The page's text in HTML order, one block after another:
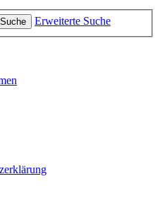
Suche Erweiterte Suche